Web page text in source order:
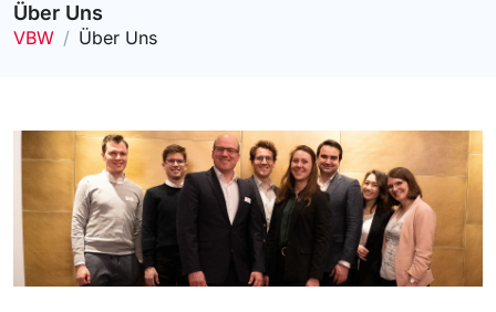
Über Uns
VBW Über Uns